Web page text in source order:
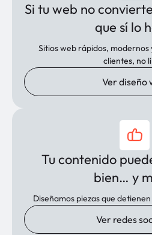
Si tu web no
que sí lo
Sitios web rápidos,
clientes, no
Ver diseño
Tu contenido
bien… y
Diseñamos piezas que
Ver redes